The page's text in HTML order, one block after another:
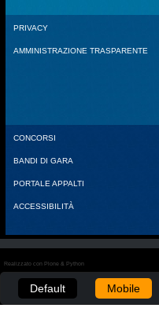
PRIVACY
AMMINISTRAZIONE TRASPARENTE
CONCORSI
BANDI DI GARA
PORTALE APPALTI
ACCESSIBILITÀ
Realizzato con Plone & Python
Default Mobile